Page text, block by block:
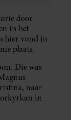
door
in het
hier vond in
plaats.
Die was
naar
in